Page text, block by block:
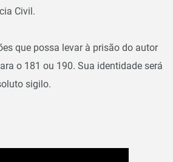
Civil.
que possa levar à prisão do autor
o 181 ou 190. Sua identidade será
sigilo.